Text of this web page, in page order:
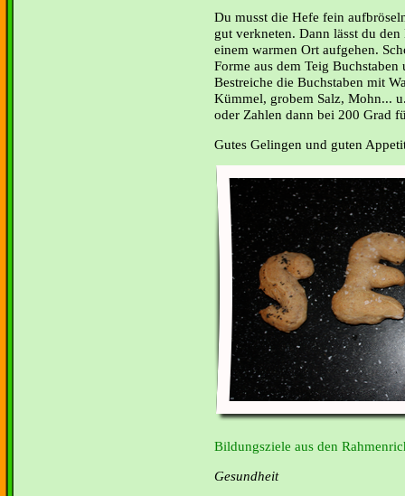
Du musst die Hefe fein
gut verkneten. Dann lässt du
einem warmen Ort aufgehen.
Forme aus dem Teig
Bestreiche die Buchstaben mit
Kümmel, grobem Salz, Mohn...
oder Zahlen dann bei 200 Grad
Gutes Gelingen und guten
Bildungsziele aus den
Gesundheit